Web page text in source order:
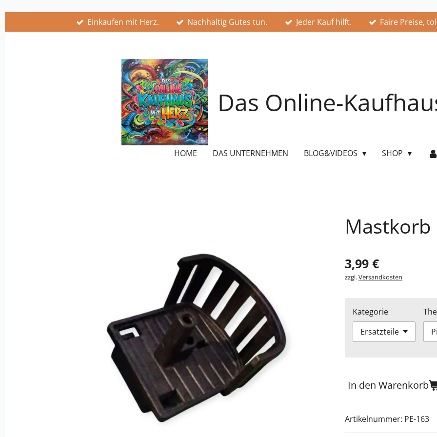
springen
Einkaufen mit Herz. Nachhaltig Gutes tun. Jeder Kauf hilft. Faire Preise,
Das Online-
HOME DAS UNTERNEHMEN BLOG&VIDEOS SHOP
Mastkorb
3,99 €
zzgl.Versandkosten
Kategorie
In den Warenkorb
Artikelnummer: PE-163